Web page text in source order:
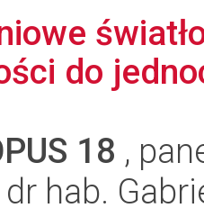
do
18 ,
hab.